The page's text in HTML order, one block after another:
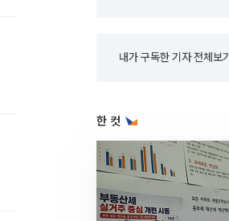
내가 구독한 기자 전체보기
한 컷